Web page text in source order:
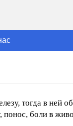
тогда в ней
понос, боли в